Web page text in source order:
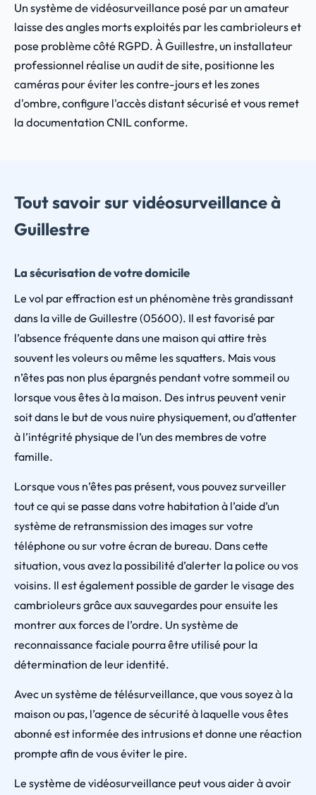
Un système de vidéosurveillance posé par un amateur
laisse des angles morts exploités par les cambrioleurs et
pose problème côté RGPD. À Guillestre, un installateur
professionnel réalise un audit de site, positionne les
caméras pour éviter les contre-jours et les zones
d'ombre, configure l'accès distant sécurisé et vous remet
la documentation CNIL conforme.
Tout savoir sur vidéosurveillance à
Guillestre
La sécurisation de votre domicile
Le vol par effraction est un phénomène très grandissant
dans la ville de Guillestre (05600). Il est favorisé par
l’absence fréquente dans une maison qui attire très
souvent les voleurs ou même les squatters. Mais vous
n’êtes pas non plus épargnés pendant votre sommeil ou
lorsque vous êtes à la maison. Des intrus peuvent venir
soit dans le but de vous nuire physiquement, ou d’attenter
à l’intégrité physique de l’un des membres de votre
famille.
Lorsque vous n’êtes pas présent, vous pouvez surveiller
tout ce qui se passe dans votre habitation à l’aide d’un
système de retransmission des images sur votre
téléphone ou sur votre écran de bureau. Dans cette
situation, vous avez la possibilité d’alerter la police ou vos
voisins. Il est également possible de garder le visage des
cambrioleurs grâce aux sauvegardes pour ensuite les
montrer aux forces de l’ordre. Un système de
reconnaissance faciale pourra être utilisé pour la
détermination de leur identité.
Avec un système de télésurveillance, que vous soyez à la
maison ou pas, l’agence de sécurité à laquelle vous êtes
abonné est informée des intrusions et donne une réaction
prompte afin de vous éviter le pire.
Le système de vidéosurveillance peut vous aider à avoir